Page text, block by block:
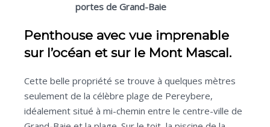
portes de Grand-Baie
Penthouse avec vue imprenable
sur l’océan et sur le Mont Mascal.
Cette belle propriété se trouve à quelques mètres
seulement de la célèbre plage de Pereybere,
idéalement situé à mi-chemin entre le centre-ville de